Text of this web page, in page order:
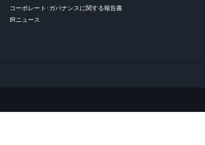
コーポレート･ガバナンスに関する報告書
IRニュース